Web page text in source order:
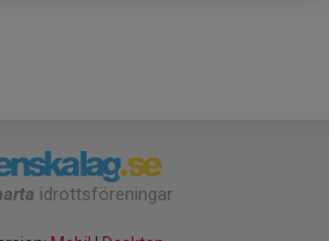
idrottsföreningar